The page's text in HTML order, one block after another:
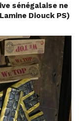
sénégalaise ne
Diouck PS)